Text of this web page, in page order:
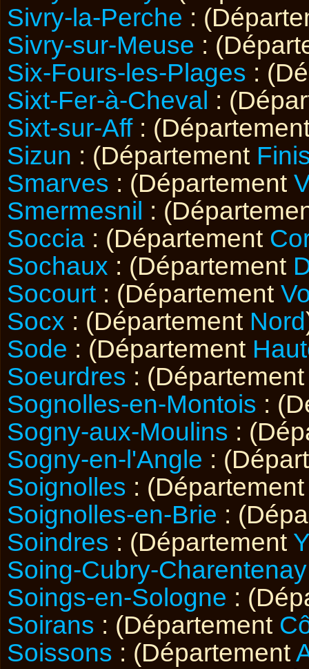
Sivry-la-Perche :
Sivry-sur-Meuse :
Six-Fours-les-Plages :
Sixt-Fer-à-Cheval :
Sixt-sur-Aff:
Sizun : (Département
Smarves : (Département
Smermesnil :
Soccia : (Département
Sochaux : (Département
Socourt : (Département
Socx : (Département Nord
Sode : (Département
Soeurdres :
Sognolles-en-Montois :
Sogny-aux-Moulins :
Sogny-en-l'Angle :
Soignolles :
Soignolles-en-Brie :
Soindres : (Département
Soing-Cubry-Charentenay
Soings-en-Sologne :
Soirans : (Département
Soissons : (Département